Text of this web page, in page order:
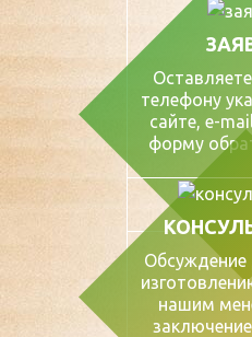
телефону
сайте, е-
форму
Обсуждение
нашим